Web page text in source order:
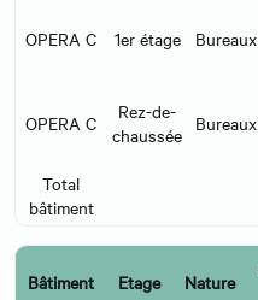
OPERA C 1er étage Bureaux
OPERA C
Rez-de-
chaussée Bureaux
Total
bâtiment
Bâtiment Etage Nature